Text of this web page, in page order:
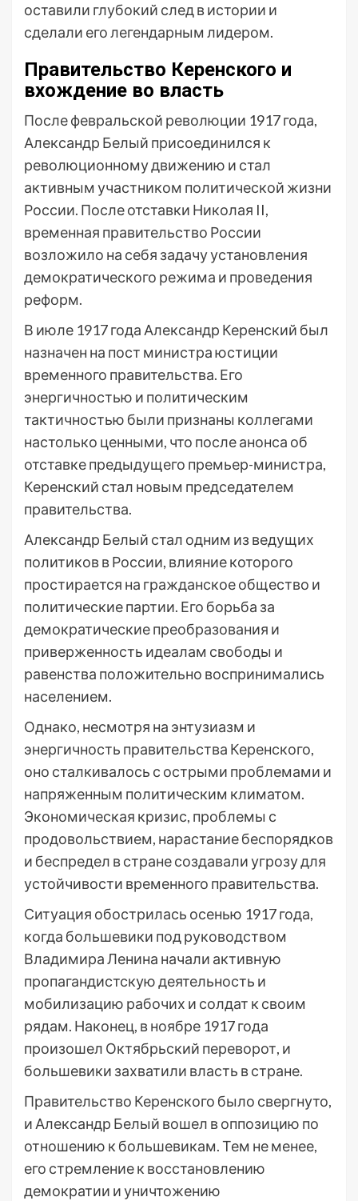
оставили глубокий след в истории и
сделали его легендарным лидером.
Правительство Керенского и
вхождение во власть
После февральской революции 1917 года,
Александр Белый присоединился к
революционному движению и стал
активным участником политической жизни
России. После отставки Николая II,
временная правительство России
возложило на себя задачу установления
демократического режима и проведения
реформ.
В июле 1917 года Александр Керенский был
назначен на пост министра юстиции
временного правительства. Его
энергичностью и политическим
тактичностью были признаны коллегами
настолько ценными, что после анонса об
отставке предыдущего премьер-министра,
Керенский стал новым председателем
правительства.
Александр Белый стал одним из ведущих
политиков в России, влияние которого
простирается на гражданское общество и
политические партии. Его борьба за
демократические преобразования и
приверженность идеалам свободы и
равенства положительно воспринимались
населением.
Однако, несмотря на энтузиазм и
энергичность правительства Керенского,
оно сталкивалось с острыми проблемами и
напряженным политическим климатом.
Экономическая кризис, проблемы с
продовольствием, нарастание беспорядков
и беспредел в стране создавали угрозу для
устойчивости временного правительства.
Ситуация обострилась осенью 1917 года,
когда большевики под руководством
Владимира Ленина начали активную
пропагандистскую деятельность и
мобилизацию рабочих и солдат к своим
рядам. Наконец, в ноябре 1917 года
произошел Октябрьский переворот, и
большевики захватили власть в стране.
Правительство Керенского было свергнуто,
и Александр Белый вошел в оппозицию по
отношению к большевикам. Тем не менее,
его стремление к восстановлению
демократии и уничтожению